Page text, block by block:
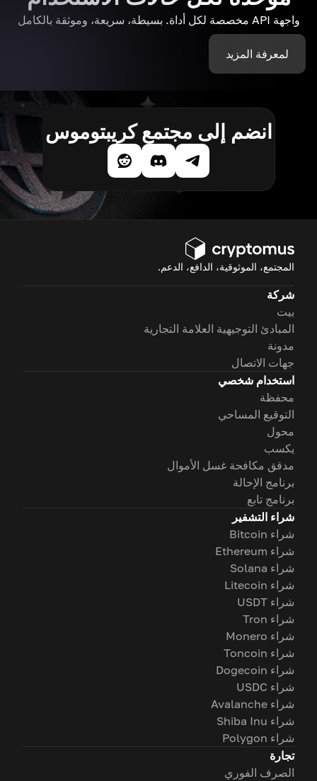
واجهة API مخصصة لكل أداة. بسيطة، سريعة، وموثقة بالكامل
لمعرفة المزيد
انضم إلى مجتمع كريبتوموس
المجتمع، الموثوقية، الدافع، الدعم.
شركة
بيت
المبادئ التوجيهية العلامة التجارية
مدونة
جهات الاتصال
استخدام شخصي
محفظة
التوقيع المساحي
محول
يكسب
مدقق مكافحة غسل الأموال
برنامج الإحالة
برنامج تابع
شراء التشفير
شراء Bitcoin
شراء Ethereum
شراء Solana
شراء Litecoin
شراء USDT
شراء Tron
شراء Monero
شراء Toncoin
شراء Dogecoin
شراء USDC
شراء Avalanche
شراء Shiba Inu
شراء Polygon
تجارة
الصرف الفوري